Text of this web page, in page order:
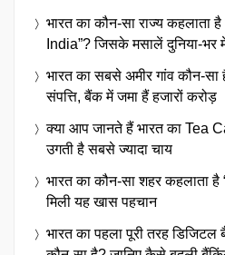
भारत का कौन-सा राज्य कहलाता
India”? जिसके मसालें दुनिया-भर
भारत का सबसे अमीर गांव कौन-सा
संपत्ति, बैंक में जमा हैं हजारों करोड़
क्या आप जानते हैं भारत का Tea
उगती है सबसे ज्यादा चाय
भारत का कौन-सा शहर कहलाता है
मिली यह खास पहचान
भारत का पहला पूरी तरह डिजिटल